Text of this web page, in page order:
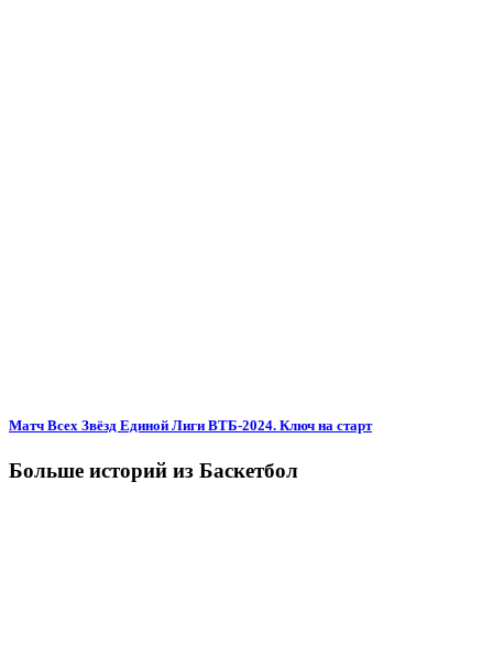
Матч Всех Звёзд Единой Лиги ВТБ-2024. Ключ на старт
Больше историй из Баскетбол